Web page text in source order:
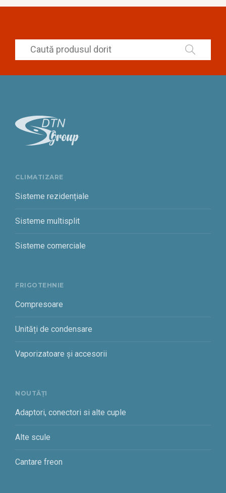
CLIMATIZARE
Sisteme rezidențiale
Sisteme multisplit
Sisteme comerciale
FRIGOTEHNIE
Compresoare
Unități de condensare
Vaporizatoare și accesorii
NOUTĂȚI
Adaptori, conectori si alte cuple
Alte scule
Cantare freon